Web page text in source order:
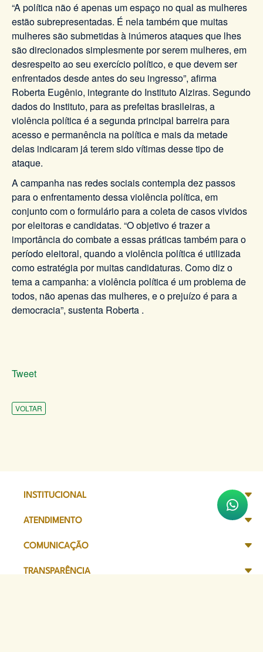
“A política não é apenas um espaço no qual as mulheres
estão subrepresentadas. É nela também que muitas
mulheres são submetidas à inúmeros ataques que lhes
são direcionados simplesmente por serem mulheres, em
desrespeito ao seu exercício político, e que devem ser
enfrentados desde antes do seu ingresso”, afirma
Roberta Eugênio, integrante do Instituto Alziras. Segundo
dados do Instituto, para as prefeitas brasileiras, a
violência política é a segunda principal barreira para
acesso e permanência na política e mais da metade
delas indicaram já terem sido vítimas desse tipo de
ataque.
A campanha nas redes sociais contempla dez passos
para o enfrentamento dessa violência política, em
conjunto com o formulário para a coleta de casos vividos
por eleitoras e candidatas. “O objetivo é trazer a
importância do combate a essas práticas também para o
período eleitoral, quando a violência política é utilizada
como estratégia por muitas candidaturas. Como diz o
tema a campanha: a violência política é um problema de
todos, não apenas das mulheres, e o prejuízo é para a
democracia”, sustenta Roberta .
Tweet
VOLTAR
INSTITUCIONAL
ATENDIMENTO
COMUNICAÇÃO
TRANSPARÊNCIA